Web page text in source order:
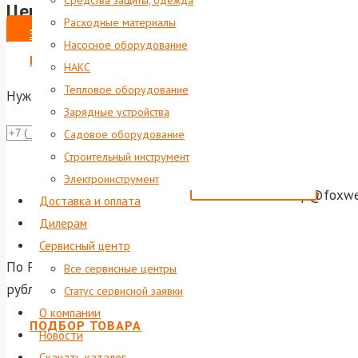
Расходные материалы
Насосное оборудование
НАКС
Тепловое оборудование
Зарядные устройства
Садовое оборудование
Строительный инструмент
Электроинструмент
Доставка и оплата
Дилерам
Сервисный центр
Все сервисные центры
Статус сервисной заявки
О компании
Новости
Цена по запросу
ЗАКАЗАТЬ
ВЫПИСАТЬ СЧЕТ НА ЮР. ЛИЦО
Нужна консультация?
По России и ближнему зарубежью осуществляется
рублей доставка по Екатеринбургу и до терминала
ПОДБОР ТОВАРА